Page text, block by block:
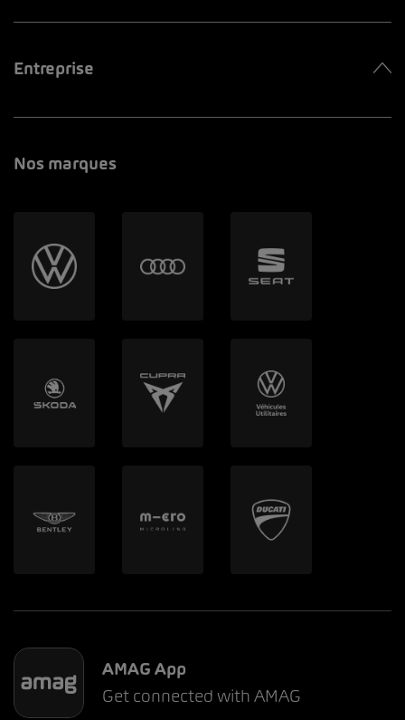
Entreprise
Nos marques
AMAG App
Get connected with AMAG